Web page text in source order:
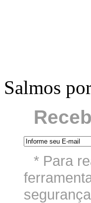
Salmos
* Para